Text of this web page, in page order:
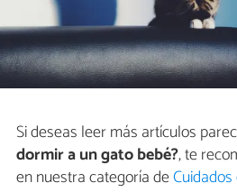
Si deseas leer más artículos
dormir a un gato bebé?, te
en nuestra categoría de